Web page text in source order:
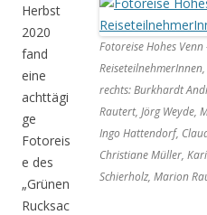
Fotoreise Hohes
rechts: Burkhardt
Rautert, Jörg Weyde,
Ingo Hattendorf,
Christiane Müller,
Schierholz, Marion
Herbst
2020
fand
eine
achttägi
ge
Fotoreis
e des
„Grünen
Rucksac